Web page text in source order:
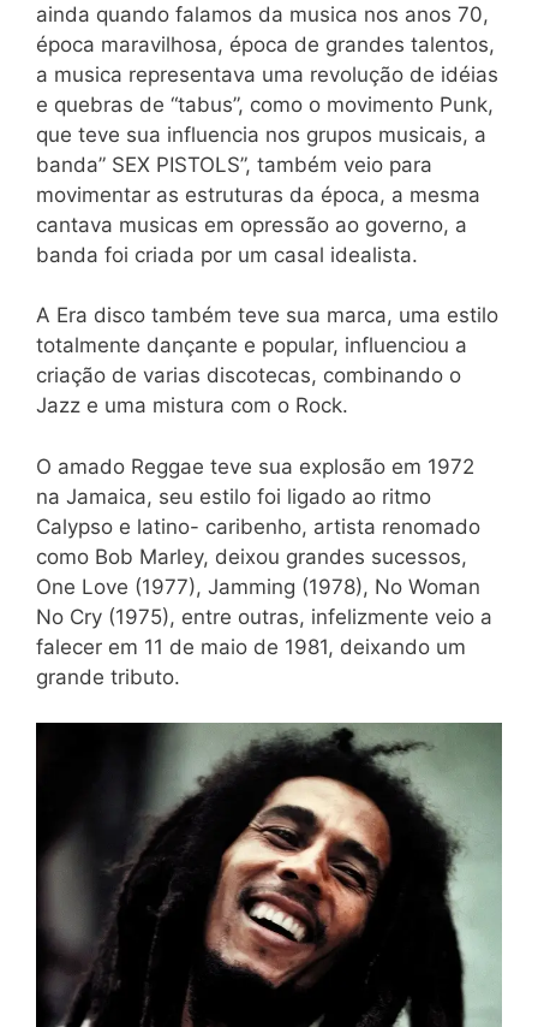
ainda quando falamos da musica nos anos 70,
época maravilhosa, época de grandes talentos,
a musica representava uma revolução de idéias
e quebras de “tabus”, como o movimento Punk,
que teve sua influencia nos grupos musicais, a
banda” SEX PISTOLS”, também veio para
movimentar as estruturas da época, a mesma
cantava musicas em opressão ao governo, a
banda foi criada por um casal idealista.
A Era disco também teve sua marca, uma estilo
totalmente dançante e popular, influenciou a
criação de varias discotecas, combinando o
Jazz e uma mistura com o Rock.
O amado Reggae teve sua explosão em 1972
na Jamaica, seu estilo foi ligado ao ritmo
Calypso e latino- caribenho, artista renomado
como Bob Marley, deixou grandes sucessos,
One Love (1977), Jamming (1978), No Woman
No Cry (1975), entre outras, infelizmente veio a
falecer em 11 de maio de 1981, deixando um
grande tributo.